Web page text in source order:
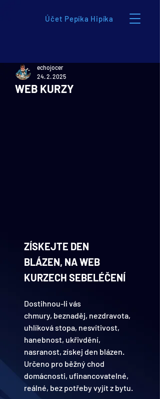
Účet Pepíka Hipíka
WEB KURZY
echojocer
24. 2. 2025
ZÍSKEJTE DEN
BLÁZEN, NA WEB
KURZECH SEBELÉČENÍ
Dostihnou-li vás
chmury, beznaděj, nezdravota,
uhlíková stopa, nesvítivost,
hanebnost, ukřivdění,
nasranost, získej den blázen.
Určeno pro běžný chod
domácnosti, ufinancovatelné,
reálné, bez potřeby vyjít z bytu.